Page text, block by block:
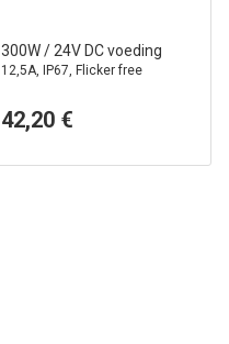
300W / 24V DC voeding
12,5A, IP67, Flicker free
42,20 €